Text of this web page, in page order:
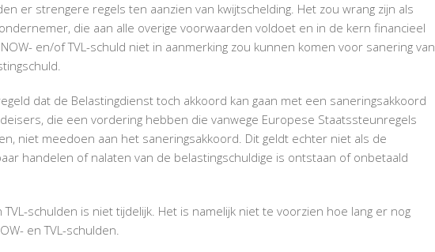
er strengere regels ten aanzien van kwijtschelding. Het zou wrang zijn als
die aan alle overige voorwaarden voldoet en in de kern financieel
en/of TVL-schuld niet in aanmerking zou kunnen komen voor sanering van
dat de Belastingdienst toch akkoord kan gaan met een saneringsakkoord
die een vordering hebben die vanwege Europese Staatssteunregels
niet meedoen aan het saneringsakkoord. Dit geldt echter niet als de
handelen of nalaten van de belastingschuldige is ontstaan of onbetaald
TVL-schulden is niet tijdelijk. Het is namelijk niet te voorzien hoe lang er nog
en TVL-schulden.